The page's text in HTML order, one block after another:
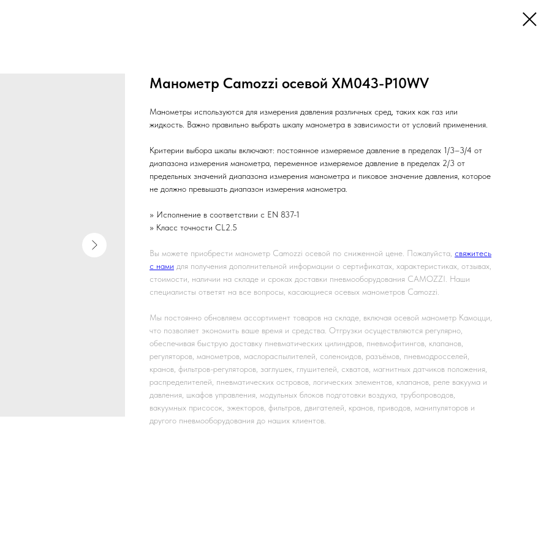
Манометр Camozzi осевой XM043-P10WV
Манометры используются для измерения давления различных сред, таких как газ или
жидкость. Важно правильно выбрать шкалу манометра в зависимости от условий применения.
Критерии выбора шкалы включают: постоянное измеряемое давление в пределах 1/3–3/4 от
диапазона измерения манометра, переменное измеряемое давление в пределах 2/3 от
предельных значений диапазона измерения манометра и пиковое значение давления, которое
не должно превышать диапазон измерения манометра.
» Исполнение в соответствии с EN 837-1
» Класс точности CL2.5
Вы можете приобрести манометр Camozzi осевой по сниженной цене. Пожалуйста, свяжитесь
с нами для получения дополнительной информации о сертификатах, характеристиках, отзывах,
стоимости, наличии на складе и сроках доставки пневмооборудования CAMOZZI. Наши
специалисты ответят на все вопросы, касающиеся осевых манометров Camozzi.
Мы постоянно обновляем ассортимент товаров на складе, включая осевой манометр Камоцци,
что позволяет экономить ваше время и средства. Отгрузки осуществляются регулярно,
обеспечивая быструю доставку пневматических цилиндров, пневмофитингов, клапанов,
регуляторов, манометров, маслораспылителей, соленоидов, разъёмов, пневмодросселей,
кранов, фильтров-регуляторов, заглушек, глушителей, схватов, магнитных датчиков положения,
распределителей, пневматических островов, логических элементов, клапанов, реле вакуума и
давления, шкафов управления, модульных блоков подготовки воздуха, трубопроводов,
вакуумных присосок, эжекторов, фильтров, двигателей, кранов, приводов, манипуляторов и
другого пневмооборудования до наших клиентов.